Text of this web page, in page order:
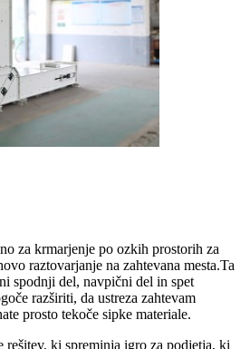
za krmarjenje po ozkih prostorih za
raztovarjanje na zahtevana mesta.Ta
spodnji del, navpični del in spet
razširiti, da ustreza zahtevam
prosto tekoče sipke materiale.
ki spreminja igro za podjetja, ki